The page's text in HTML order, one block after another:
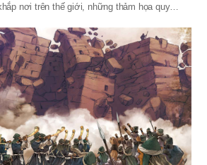
nơi trên thế giới, những thảm họa quy…